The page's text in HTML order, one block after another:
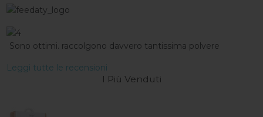
Sono ottimi. raccolgono davvero tantissima polvere
Leggi tutte le recensioni
I Più Venduti